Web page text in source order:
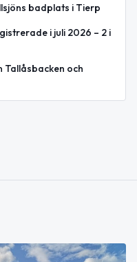
badplats i Tierp
i juli 2026 – 2 i
och